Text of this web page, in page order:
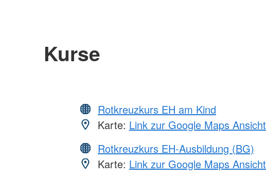
Kurse
Rotkreuzkurs EH am Kind
Karte: Link zur Google Maps Ansicht
Rotkreuzkurs EH-Ausbildung (BG)
Karte: Link zur Google Maps Ansicht